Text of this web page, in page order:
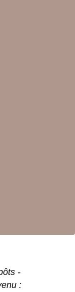
-
: